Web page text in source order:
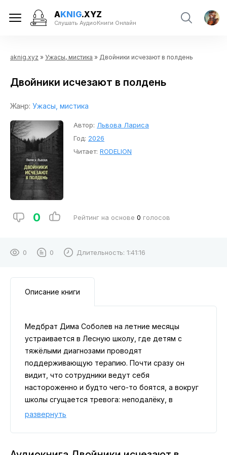
AKNIG.XYZ
Слушать АудиоКниги Онлайн
aknig.xyz » Ужасы, мистика » Двойники исчезают в полдень
Двойники исчезают в полдень
Жанр: Ужасы, мистика
Автор: Львова Лариса
Год: 2026
Читает: RODELION
0 Рейтинг на основе 0 голосов
0 0 Длительность: 1:41:16
Описание книги
Медбрат Дима Соболев на летние месяцы
устраивается в Лесную школу, где детям с
тяжёлыми диагнозами проводят
поддерживающую терапию. Почти сразу он
видит, что сотрудники ведут себя
настороженно и будто чего-то боятся, а вокруг
школы сгущается тревога: неподалёку, в
соседнем селе, бесследно исчезают люди, и
Сами дети уверены, что им не суждено
развернуть